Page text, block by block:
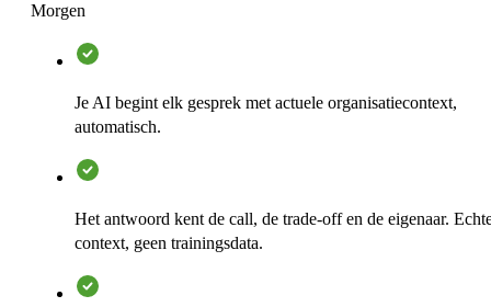
Morgen
Je AI begint elk gesprek met actuele organisatiecontext,
automatisch.
Het antwoord kent de call, de trade-off en de eigenaar.
context, geen trainingsdata.